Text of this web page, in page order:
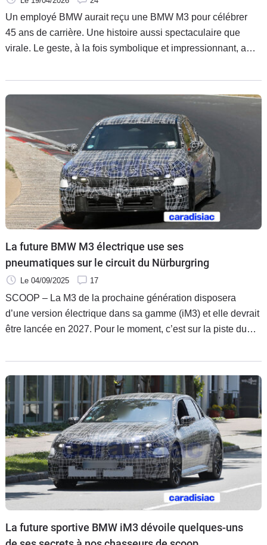
Un employé BMW aurait reçu une BMW M3 pour célébrer
45 ans de carrière. Une histoire aussi spectaculaire que
virale. Le geste, à la fois symbolique et impressionnant, a
La future BMW M3 électrique use ses
pneumatiques sur le circuit du Nürburgring
Le 04/09/2025 17
SCOOP – La M3 de la prochaine génération disposera
d’une version électrique dans sa gamme (iM3) et elle devrait
être lancée en 2027. Pour le moment, c’est sur la piste du
« Neue Klasse » effectue des essais à haute vitesse.
La future sportive BMW iM3 dévoile quelques-uns